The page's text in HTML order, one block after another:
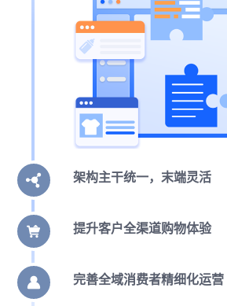
架构主干统一，末端灵活
提升客户全渠道购物体验
完善全域消费者精细化运营